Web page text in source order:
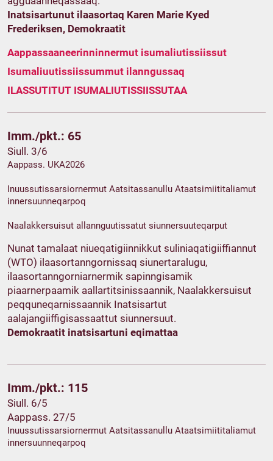
Inatsisartunut ilaasortaq Karen Marie Kyed
Frederiksen, Demokraatit
Aappassaaneerinninnermut isumaliutissiissut
Isumaliuutissiissummut ilanngussaq
ILASSUTITUT ISUMALIUTISSIISSUTAA
Imm./pkt.: 65
Siull. 3/6
Aappass. UKA2026
Inuussutissarsiornermut Aatsitassanullu Ataatsimiititaliamut
innersuunneqarpoq
Naalakkersuisut allannguutissatut siunnersuuteqarput
Nunat tamalaat niueqatigiinnikkut suliniaqatigiiffiannut
(WTO) ilaasortanngornissaq siunertaralugu,
ilaasortanngorniarnermik sapinngisamik
piaarnerpaamik aallartitsinissaannik, Naalakkersuisut
peqquneqarnissaannik Inatsisartut
aalajangiiffigisassaattut siunnersuut.
Demokraatit inatsisartuni eqimattaa
Imm./pkt.: 115
Siull. 6/5
Aappass. 27/5
Inuussutissarsiornermut Aatsitassanullu Ataatsimiititaliamut
innersuunneqarpoq